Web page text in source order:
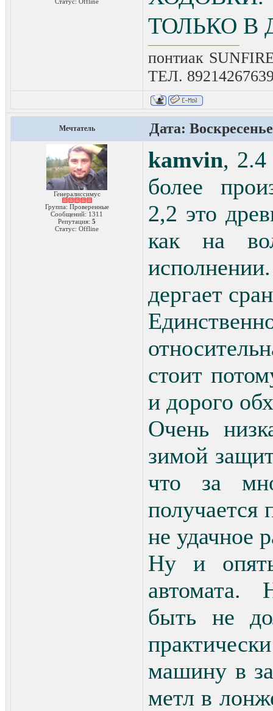
ТОЛЬКО В
понтиак
ТЕЛ.
Мечтатель Дата:
Генералиссимус
Группа: Проверенные
Сообщений: 1311
Репутация: 5
Статус: Offline
kamvin, 2.4
более
2,2 это
как на
дергает
стоит
и дорого
Очень
зимой
что за
получается
не удачное
Ну и
автомата.
быть не
машину в
метл в